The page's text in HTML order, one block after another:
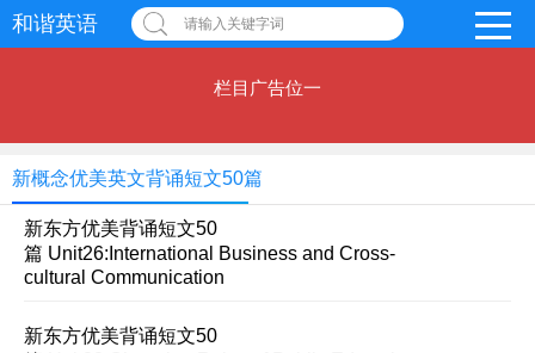
和谐英语 请输入关键字词
栏目广告位一
新概念优美英文背诵短文50篇
新东方优美背诵短文50
篇 Unit26:International Business and Cross-
cultural Communication
新东方优美背诵短文50